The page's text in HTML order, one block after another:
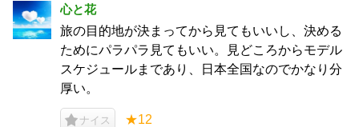
心と花
旅の目的地が決まってから見てもいいし、決める
ためにパラパラ見てもいい。見どころからモデル
スケジュールまであり、日本全国なのでかなり分
厚い。
ナイス ★12